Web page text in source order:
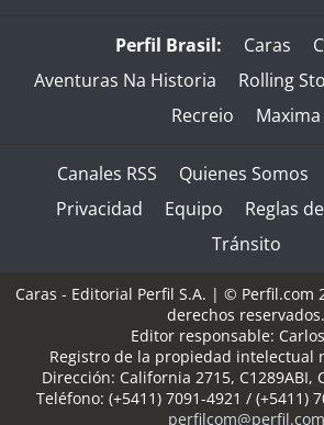
Perfil Brasil: Caras
Aventuras Na Historia
Rolling
Recreio
Maxima
Canales RSS Quienes Somos
Privacidad
Equipo
Reglas
Tránsito
Caras - Editorial Perfil S.A. | © Perfil.com
derechos reservados.
Editor responsable:
Registro de la propiedad intelectual
Dirección: California 2715, C1289ABI,
Teléfono: (+5411) 7091-4921 / (+5411)
perfilcom@perfil.com